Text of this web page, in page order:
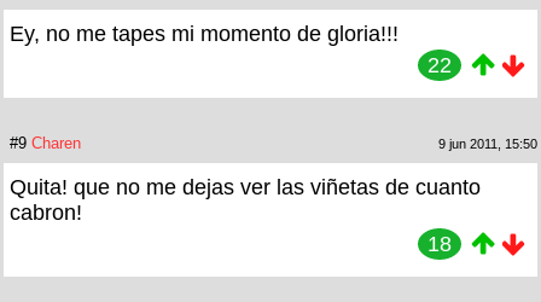
Ey, no me tapes mi momento de gloria!!!
22
#9 Charen 9 jun 2011, 15:50
Quita! que no me dejas ver las viñetas de cuanto
cabron!
18